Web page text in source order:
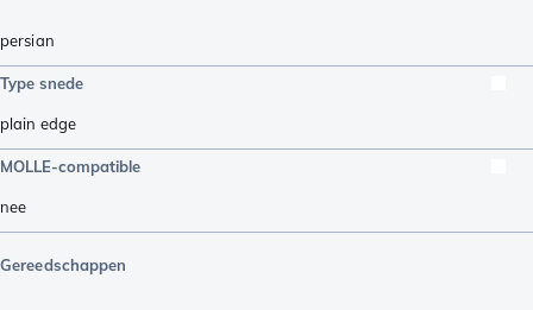
persian
Type snede
plain edge
MOLLE-compatible
nee
Gereedschappen